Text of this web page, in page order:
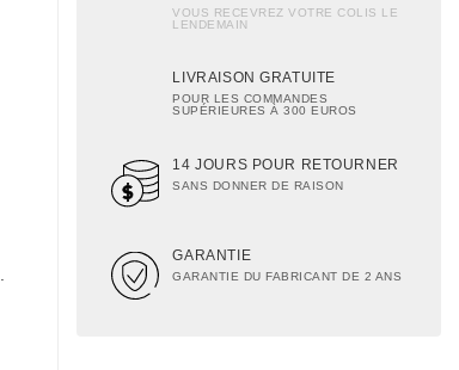
VOUS RECEVREZ VOTRE COLIS LE
LENDEMAIN
LIVRAISON GRATUITE
POUR LES COMMANDES
SUPÉRIEURES À 300 EUROS
14 JOURS POUR RETOURNER
SANS DONNER DE RAISON
GARANTIE
GARANTIE DU FABRICANT DE 2 ANS